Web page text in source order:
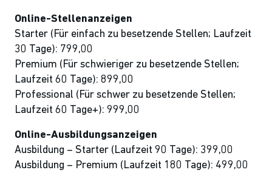
Online-Stellenanzeigen
Starter (Für einfach zu besetzende Stellen; Laufzeit
30 Tage): 799,00
Premium (Für schwieriger zu besetzende Stellen;
Laufzeit 60 Tage): 899,00
Professional (Für schwer zu besetzende Stellen;
Laufzeit 60 Tage+): 999,00
Online-Ausbildungsanzeigen
Ausbildung – Starter (Laufzeit 90 Tage): 399,00
Ausbildung – Premium (Laufzeit 180 Tage): 499,00